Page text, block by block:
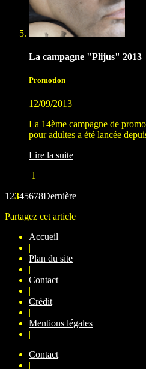
La campagne "Plijus" 2013
Promotion
12/09/2013
La 14ème campagne de
pour adultes a été lancée
Lire la suite
1
12345678Dernière
Partagez cet article
Accueil
|
Plan du site
|
Contact
|
Crédit
|
Mentions légales
|
Contact
|